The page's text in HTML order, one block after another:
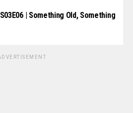
| Something Old, Something